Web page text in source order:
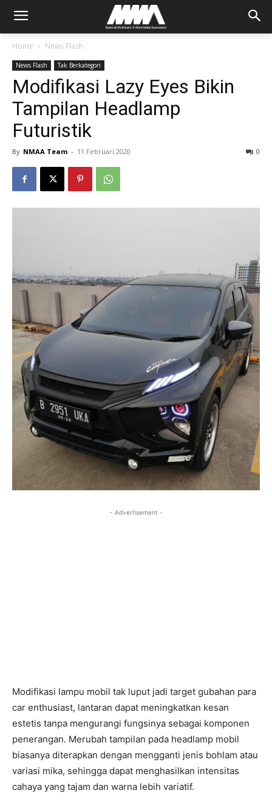
Home News Flash
News Flash Tak Berkategori
Modifikasi Lazy Eyes Bikin
Tampilan Headlamp
Futuristik
By NMAA Team - 11 Februari 2020 0
- Advertisement -
Modifikasi lampu mobil tak luput jadi target gubahan para
car enthusiast, lantaran dapat meningkatkan kesan
estetis tanpa mengurangi fungsinya sebagai komponen
penerangan. Merubah tampilan pada headlamp mobil
biasanya diterapkan dengan mengganti jenis bohlam atau
variasi mika, sehingga dapat menghasilkan intensitas
cahaya yang tajam dan warna lebih variatif.